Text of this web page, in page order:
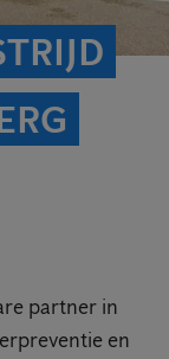
partner in
en